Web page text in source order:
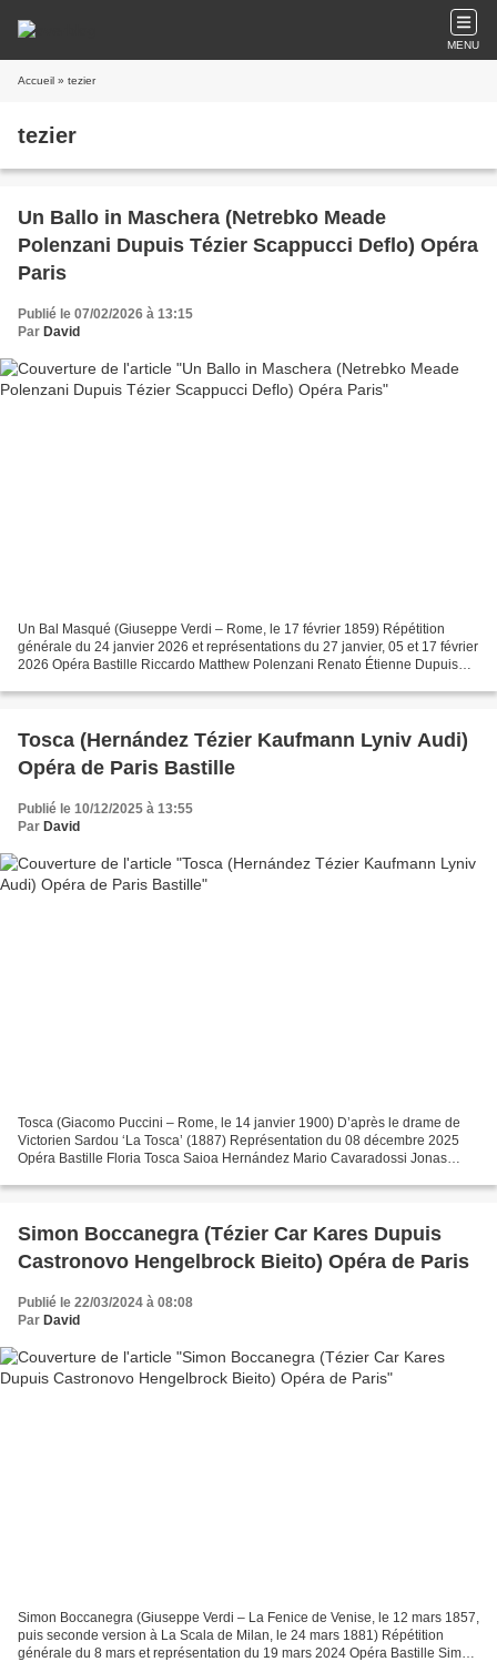
MENU
Accueil » tezier
tezier
Un Ballo in Maschera (Netrebko Meade
Polenzani Dupuis Tézier Scappucci Deflo) Opéra
Paris
Publié le 07/02/2026 à 13:15
Par David
Un Bal Masqué (Giuseppe Verdi – Rome, le 17 février 1859) Répétition
générale du 24 janvier 2026 et représentations du 27 janvier, 05 et 17 février
2026 Opéra Bastille Riccardo Matthew Polenzani Renato Étienne Dupuis
Tosca (Hernández Tézier Kaufmann Lyniv Audi)
Opéra de Paris Bastille
Publié le 10/12/2025 à 13:55
Par David
Tosca (Giacomo Puccini – Rome, le 14 janvier 1900) D’après le drame de
Victorien Sardou ‘La Tosca’ (1887) Représentation du 08 décembre 2025
Opéra Bastille Floria Tosca Saioa Hernández Mario Cavaradossi Jonas
Simon Boccanegra (Tézier Car Kares Dupuis
Castronovo Hengelbrock Bieito) Opéra de Paris
Publié le 22/03/2024 à 08:08
Par David
Simon Boccanegra (Giuseppe Verdi – La Fenice de Venise, le 12 mars 1857,
puis seconde version à La Scala de Milan, le 24 mars 1881) Répétition
générale du 8 mars et représentation du 19 mars 2024 Opéra Bastille Simon